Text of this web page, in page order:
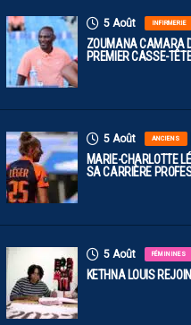
5 Août INFIRMERIE
ZOUMANA CAMARA
PREMIER CASSE-
5 Août ANCIENS
MARIE-CHARLOTTE
SA CARRIÈRE
5 Août FÉMININES
KETHNA LOUIS